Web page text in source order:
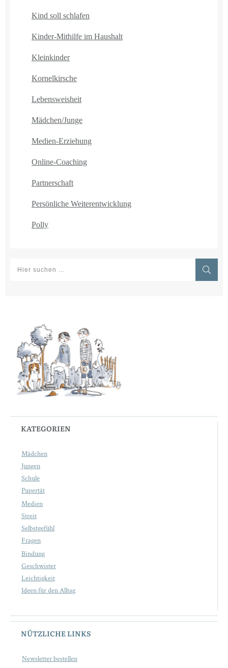
Kind soll schlafen
Kinder-Mithilfe im Haushalt
Kleinkinder
Kornelkirsche
Lebensweisheit
Mädchen/Junge
Medien-Erziehung
Online-Coaching
Partnerschaft
Persönliche Weiterentwicklung
Polly
KATEGORIEN
Mädchen
Jungen
Schule
Pupertät
Medien
Streit
Selbstgefühl
Fragen
Bindung
Geschwister
Leichtigkeit
Ideen für den Alltag
NÜTZLICHE LINKS
Newsletter bestellen